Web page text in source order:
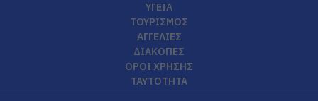
ΥΓΕΙΑ
ΤΟΥΡΙΣΜΟΣ
ΑΓΓΕΛΙΕΣ
ΔΙΑΚΟΠΕΣ
ΟΡΟΙ ΧΡΗΣΗΣ
ΤΑΥΤΟΤΗΤΑ